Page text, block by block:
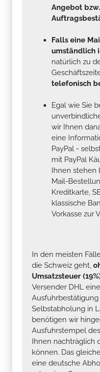
Angebot
Falls eine
umständlich
natürlich zu
telefonisch
Egal wie Sie
wir Ihnen
eine
PayPal -
mit PayPal
Ihnen stehen
Mail-
Kreditkarte,
klassische
Vorkasse zur
In den meisten
die Schweiz geht,
Umsatzsteuer
Versender DHL
Selbstabholung in
benötigen wir
Ausfuhrstempel
Ihnen nachträglich
können. Das
eine deutsche